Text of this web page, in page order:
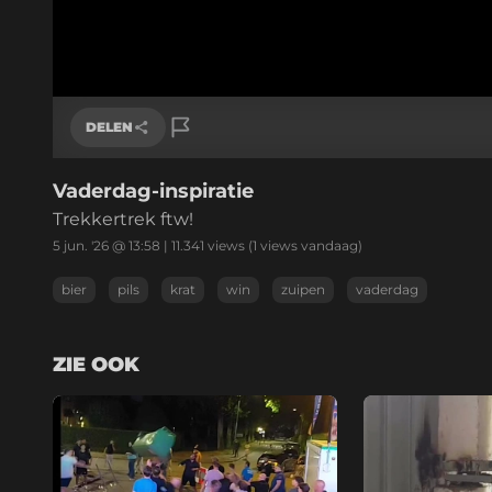
DELEN
Link kopiëren
Vaderdag-inspiratie
Trekkertrek ftw!
5 jun. '26 @ 13:58 | 11.341 views (1 views vandaag)
bier pils krat win zuipen vaderdag
ZIE OOK